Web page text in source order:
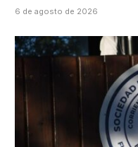
6 de agosto de 2026